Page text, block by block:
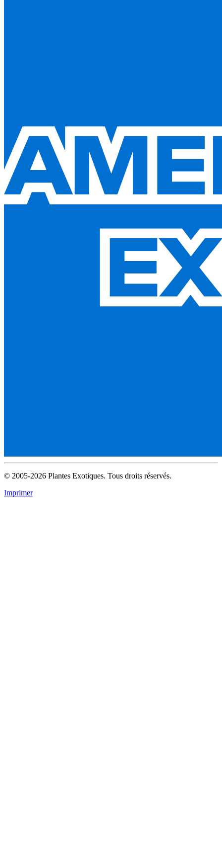
© 2005-2026 Plantes Exotiques. Tous droits réservés.
Imprimer